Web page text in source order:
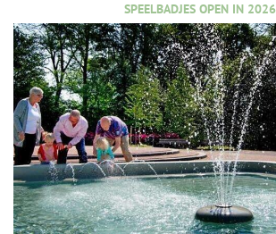
SPEELBADJES OPEN IN 2026